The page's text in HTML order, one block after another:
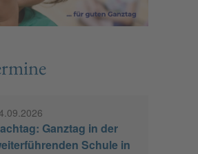
Ganztag in der
Schule in